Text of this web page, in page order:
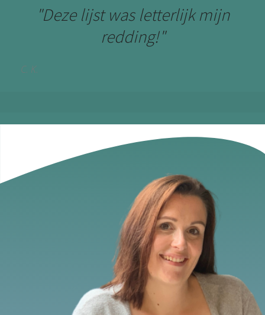
"Deze lijst was letterlijk mijn
redding!"
C. K.